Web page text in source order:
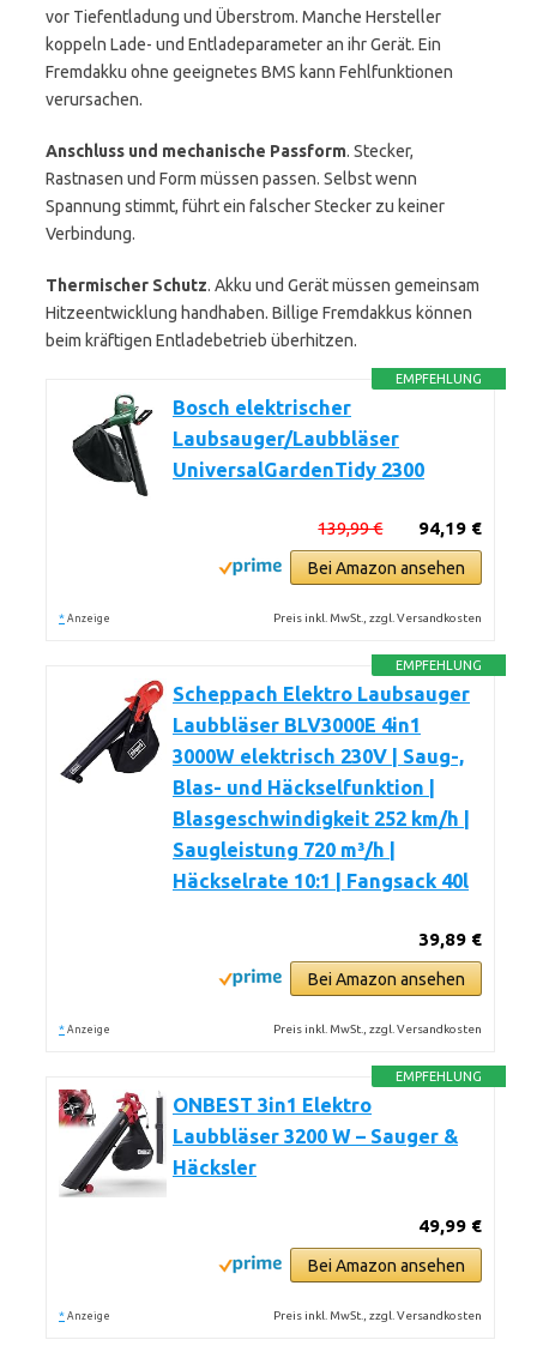
vor Tiefentladung und Überstrom. Manche Hersteller
koppeln Lade- und Entladeparameter an ihr Gerät. Ein
Fremdakku ohne geeignetes BMS kann Fehlfunktionen
verursachen.
Anschluss und mechanische Passform. Stecker,
Rastnasen und Form müssen passen. Selbst wenn
Spannung stimmt, führt ein falscher Stecker zu keiner
Verbindung.
Thermischer Schutz. Akku und Gerät müssen gemeinsam
Hitzeentwicklung handhaben. Billige Fremdakkus können
beim kräftigen Entladebetrieb überhitzen.
EMPFEHLUNG
Bosch elektrischer
Laubsauger/Laubbläser
UniversalGardenTidy 2300
94,19 €
139,99 €
Bei Amazon ansehen
* Anzeige Preis inkl. MwSt., zzgl. Versandkosten
EMPFEHLUNG
Scheppach Elektro Laubsauger
Laubbläser BLV3000E 4in1
3000W elektrisch 230V | Saug-,
Blas- und Häckselfunktion |
Blasgeschwindigkeit 252 km/h |
Saugleistung 720 m³/h |
Häckselrate 10:1 | Fangsack 40l
39,89 €
Bei Amazon ansehen
* Anzeige Preis inkl. MwSt., zzgl. Versandkosten
EMPFEHLUNG
ONBEST 3in1 Elektro
Laubbläser 3200 W – Sauger &
Häcksler
49,99 €
Bei Amazon ansehen
* Anzeige Preis inkl. MwSt., zzgl. Versandkosten